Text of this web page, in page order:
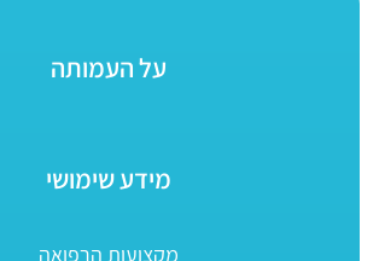
על העמותה
מידע שימושי
מקצועות הרפואה